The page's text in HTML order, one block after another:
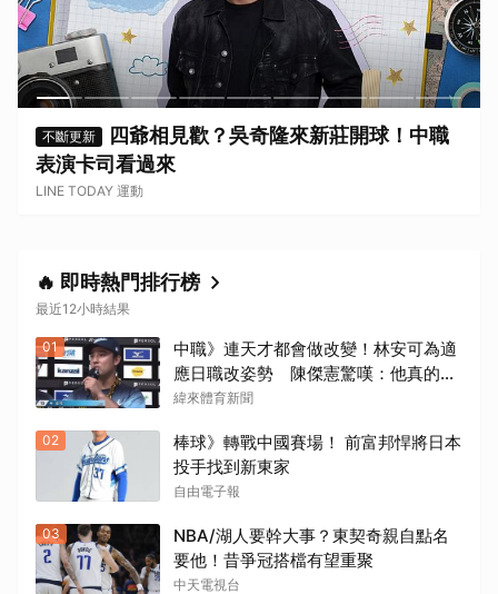
不斷更新
四爺相見歡？吳奇隆來新莊開球！中職
表演卡司看過來
LINE TODAY 運動
🔥 即時熱門排行榜
最近12小時結果
01
中職》連天才都會做改變！林安可為適
應日職改姿勢 陳傑憲驚嘆：他真的遇
到很大挫折
緯來體育新聞
02
棒球》轉戰中國賽場！ 前富邦悍將日本
投手找到新東家
自由電子報
03
NBA/湖人要幹大事？東契奇親自點名
要他！昔爭冠搭檔有望重聚
中天電視台
取消